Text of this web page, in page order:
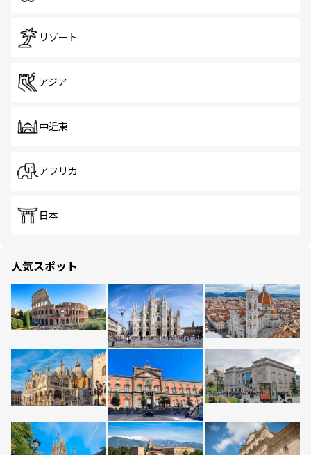
リゾート
アジア
中近東
アフリカ
日本
人気スポット